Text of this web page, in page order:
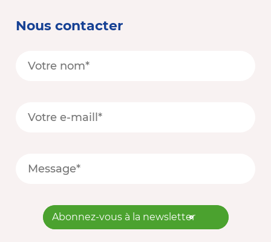
Nous contacter
Abonnez-vous à la newsletter